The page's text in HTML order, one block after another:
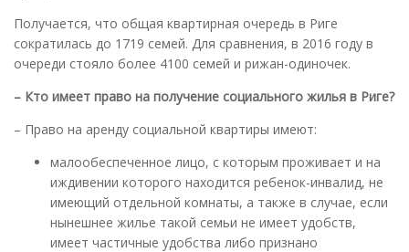
Получается, что общая квартирная очередь в Риге
сократилась до 1719 семей. Для сравнения, в 2016 году в
очереди стояло более 4100 семей и рижан-одиночек.
– Кто имеет право на получение социального жилья в Риге?
– Право на аренду социальной квартиры имеют:
малообеспеченное лицо, с которым проживает и на
иждивении которого находится ребенок-инвалид, не
имеющий отдельной комнаты, а также в случае, если
нынешнее жилье такой семьи не имеет удобств,
имеет частичные удобства либо признано